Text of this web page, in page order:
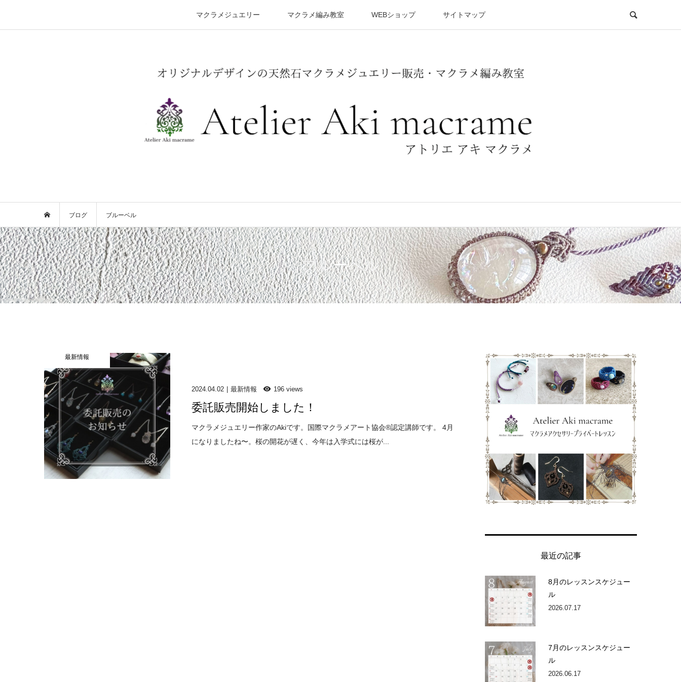
マクラメジュエリー マクラメ編み教室 WEBショップ サイトマップ
ブログ ブルーベル
ブルーベル
最新情報
2024.04.02 最新情報 196 views
委託販売開始しました！
マクラメジュエリー作家のAkiです。国際マクラメアート協会®️認定講師です。 4月
になりましたね〜。桜の開花が遅く、今年は入学式には桜が...
最近の記事
8月のレッスンスケジュー
ル
2026.07.17
7月のレッスンスケジュー
ル
2026.06.17